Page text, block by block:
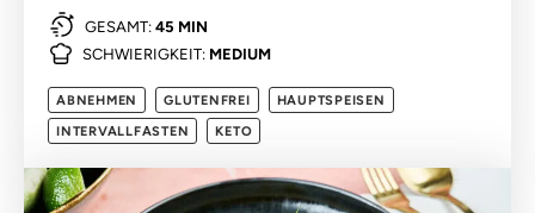
GESAMT: 45 MIN
SCHWIERIGKEIT: MEDIUM
ABNEHMEN GLUTENFREI
HAUPTSPEISEN
INTERVALLFASTEN
KETO